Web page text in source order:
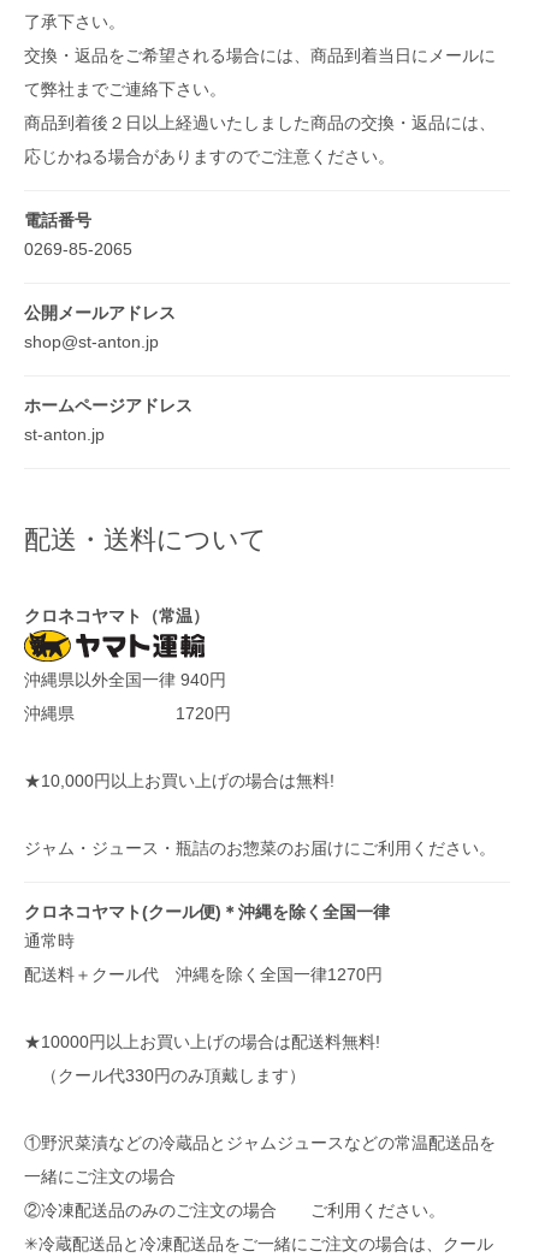
了承下さい。
交換・返品をご希望される場合には、商品到着当日にメールに
て弊社までご連絡下さい。
商品到着後２日以上経過いたしました商品の交換・返品には、
応じかねる場合がありますのでご注意ください。
電話番号
0269-85-2065
公開メールアドレス
shop@st-anton.jp
ホームページアドレス
st-anton.jp
配送・送料について
クロネコヤマト（常温）
沖縄県以外全国一律 940円
沖縄県 1720円
★10,000円以上お買い上げの場合は無料!
ジャム・ジュース・瓶詰のお惣菜のお届けにご利用ください。
クロネコヤマト(クール便)＊沖縄を除く全国一律
通常時
配送料＋クール代 沖縄を除く全国一律1270円
★10000円以上お買い上げの場合は配送料無料!
（クール代330円のみ頂戴します）
①野沢菜漬などの冷蔵品とジャムジュースなどの常温配送品を
一緒にご注文の場合
②冷凍配送品のみのご注文の場合 ご利用ください。
✳︎冷蔵配送品と冷凍配送品をご一緒にご注文の場合は、クール